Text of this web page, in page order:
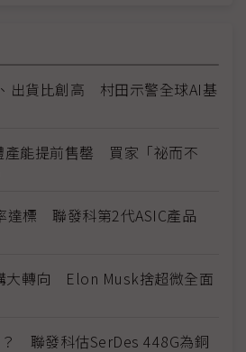
出貨比創高 村田示警全球AI基
產能提前售罄 買家「祕而不
達標 聯發科第2代ASIC產品
大轉向 Elon Musk捨超微全面
聯發科估SerDes 448G為銅